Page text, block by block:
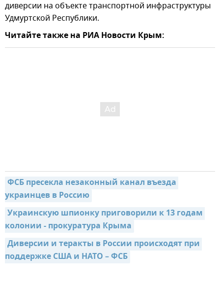
диверсии на объекте транспортной инфраструктуры
Удмуртской Республики.
Читайте также на РИА Новости Крым:
ФСБ пресекла незаконный канал въезда
украинцев в Россию
Украинскую шпионку приговорили к 13 годам
колонии - прокуратура Крыма
Диверсии и теракты в России происходят при
поддержке США и НАТО – ФСБ